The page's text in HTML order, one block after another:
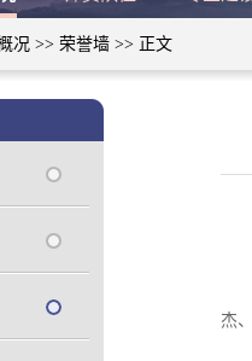
况 >> 荣誉墙 >> 正文
杰